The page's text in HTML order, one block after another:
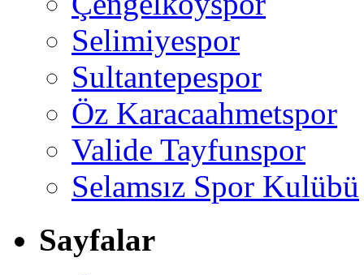
Selimiyespor
Sultantepespor
Öz Karacaahmetspor
Valide Tayfunspor
Selamsız Spor Kulübü
Sayfalar